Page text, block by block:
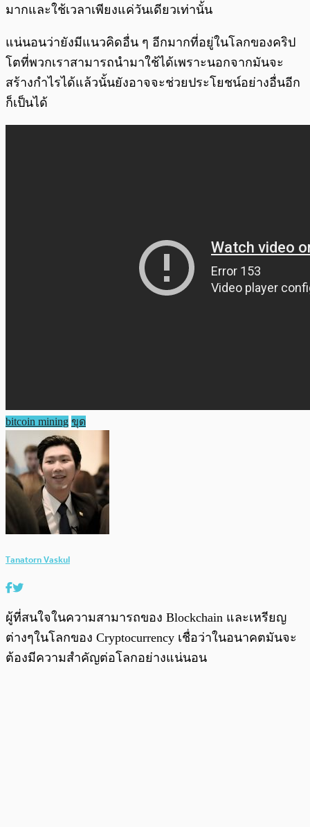
มากและใช้เวลาเพียงแค่วันเดียวเท่านั้น
แน่นอนว่ายังมีแนวคิดอื่น ๆ อีกมากที่อยู่ในโลกของคริป
โตที่พวกเราสามารถนำมาใช้ได้เพราะนอกจากมันจะ
สร้างกำไรได้แล้วนั้นยังอาจจะช่วยประโยชน์อย่างอื่นอีก
ก็เป็นได้
bitcoin mining ขุด
Tanatorn Vaskul
ผู้ที่สนใจในความสามารถของ Blockchain และเหรียญ
ต่างๆในโลกของ Cryptocurrency เชื่อว่าในอนาคตมันจะ
ต้องมีความสำคัญต่อโลกอย่างแน่นอน